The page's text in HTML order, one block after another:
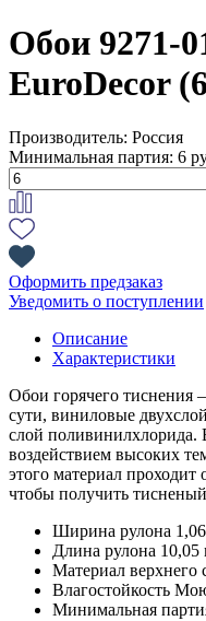
Обои 9271-
EuroDecor
Производитель: Россия
Минимальная партия: 6
Оформить предзаказ
Уведомить о поступлении
Описание
Характеристики
Обои горячего тиснения
сути, виниловые
слой поливинилхлорида.
воздействием высоких
этого материал
чтобы получить
Ширина рулона
Длина рулона 10,05
Материал верхнего
Влагостойкость
Минимальная